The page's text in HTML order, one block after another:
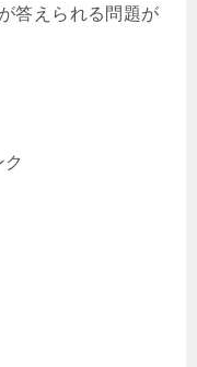
答えられる問題が